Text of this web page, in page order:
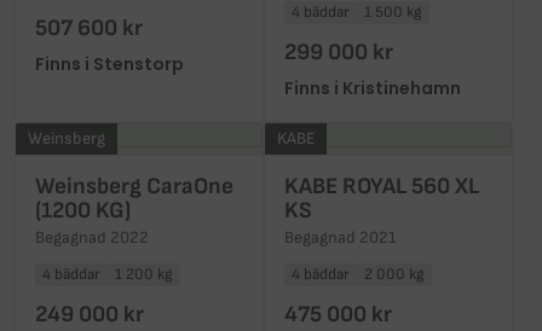
507 600 kr
Finns i Stenstorp
4 bäddar 1 500 kg
299 000 kr
Finns i Kristinehamn
Weinsberg
Weinsberg CaraOne
(1200 KG)
Begagnad 2022
4 bäddar 1 200 kg
249 000 kr
KABE
KABE ROYAL 560 XL
KS
Begagnad 2021
4 bäddar 2 000 kg
475 000 kr